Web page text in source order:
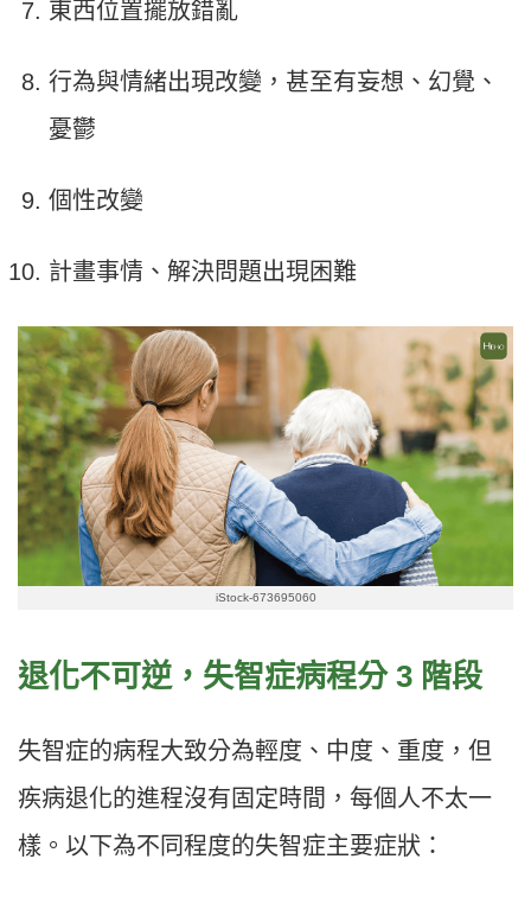
東西位置擺放錯亂
行為與情緒出現改變，甚至有妄想、幻覺、
憂鬱
個性改變
計畫事情、解決問題出現困難
iStock-673695060
退化不可逆，失智症病程分 3 階段
失智症的病程大致分為輕度、中度、重度，但
疾病退化的進程沒有固定時間，每個人不太一
樣。以下為不同程度的失智症主要症狀：